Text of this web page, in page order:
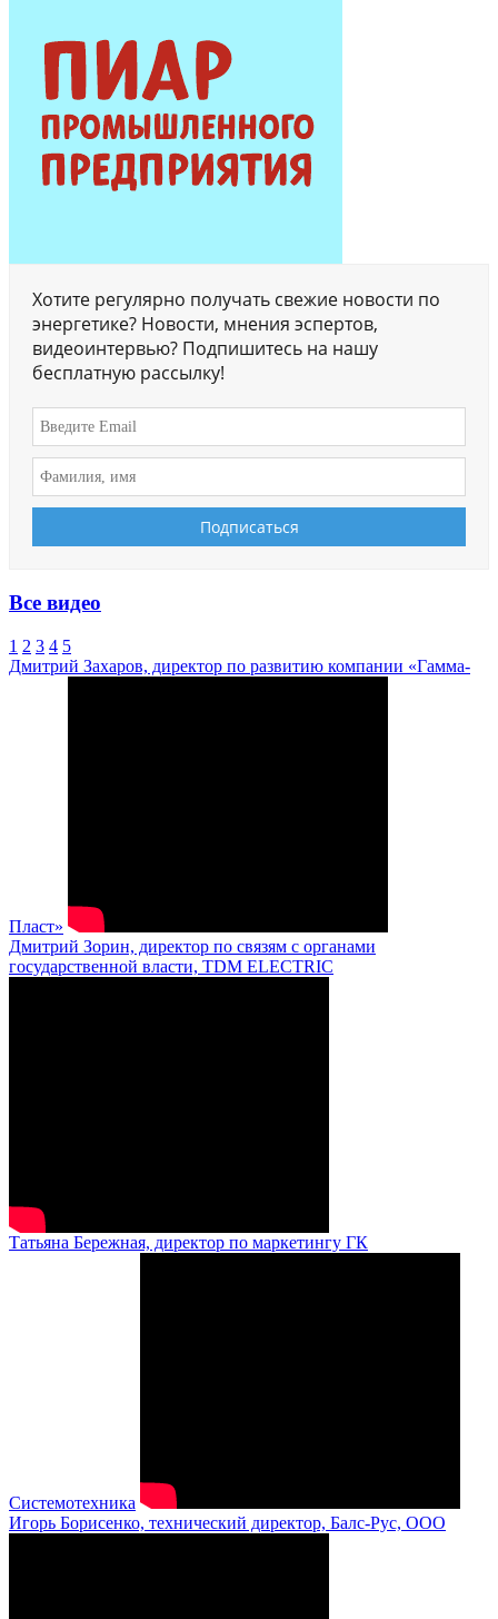
Хотите регулярно получать свежие новости по
энергетике? Новости, мнения эспертов,
видеоинтервью? Подпишитесь на нашу
бесплатную рассылку!
Все видео
1 2 3 4 5
Дмитрий Захаров, директор по развитию компании «Гамма-
Пласт»
Дмитрий Зорин, директор по связям с органами
государственной власти, TDM ELECTRIC
Татьяна Бережная, директор по маркетингу ГК
Системотехника
Игорь Борисенко, технический директор, Балс-Рус, ООО